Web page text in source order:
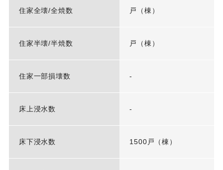
住家全壊/全焼数 戸（棟）
住家半壊/半焼数 戸（棟）
住家一部損壊数 -
床上浸水数 -
床下浸水数 1500戸（棟）